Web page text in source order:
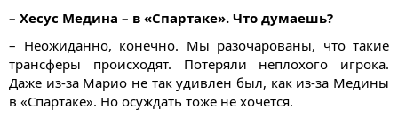
– Хесус Медина – в «Спартаке». Что думаешь?
– Неожиданно, конечно. Мы разочарованы, что такие
трансферы происходят. Потеряли неплохого игрока.
Даже из-за Марио не так удивлен был, как из-за Медины
в «Спартаке». Но осуждать тоже не хочется.